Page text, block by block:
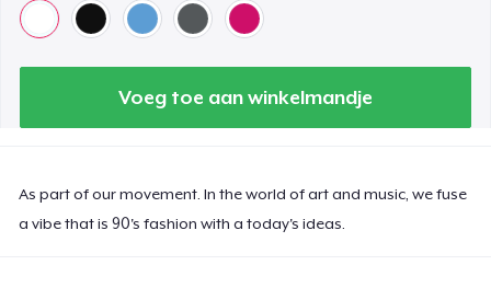
Voeg toe aan winkelmandje
As part of our movement. In the world of art and music, we fuse
a vibe that is 90's fashion with a today's ideas.